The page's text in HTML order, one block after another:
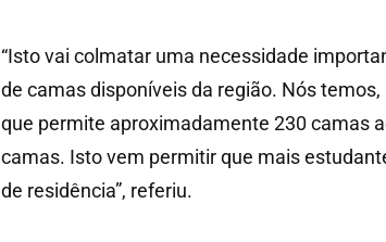
“Isto vai colmatar uma necessidade
de camas disponíveis da região. Nós
que permite aproximadamente 230 camas
camas. Isto vem permitir que mais
de residência”, referiu.